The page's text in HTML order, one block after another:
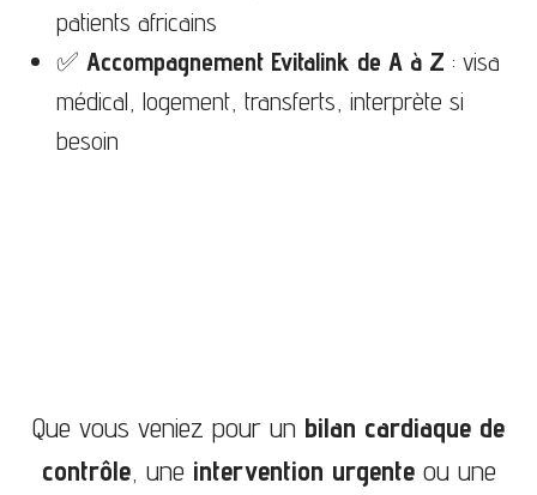
patients africains
✅ Accompagnement Evitalink de A à Z : visa
médical, logement, transferts, interprète si
besoin
Que vous veniez pour un bilan cardiaque de
contrôle, une intervention urgenteou une